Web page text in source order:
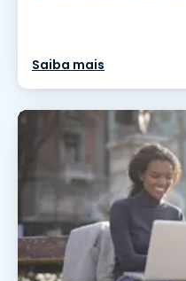
Saiba mais